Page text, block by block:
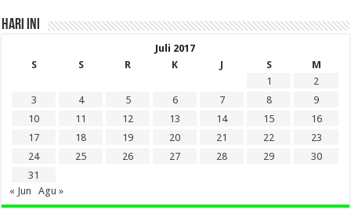
HARI INI
Juli 2017
S
S R K J S
M
1
2
3
4 5 6 7 8
9
10
11 12 13 14 15
16
17
18 19 20 21 22
23
24
25 26 27 28 29
30
31
« Jun
Agu »